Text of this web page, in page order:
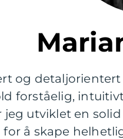
og
forståelig,
utviklet en
å skape